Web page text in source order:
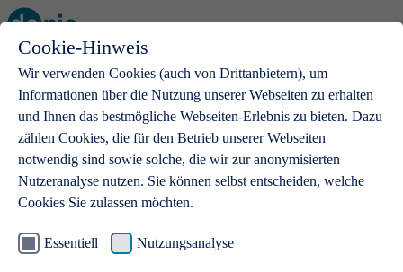
Cookie-Hinweis
Wir verwenden Cookies (auch von Drittanbietern), um
Informationen über die Nutzung unserer Webseiten zu erhalten
und Ihnen das bestmögliche Webseiten-Erlebnis zu bieten. Dazu
zählen Cookies, die für den Betrieb unserer Webseiten
notwendig sind sowie solche, die wir zur anonymisierten
Nutzeranalyse nutzen. Sie können selbst entscheiden, welche
Cookies Sie zulassen möchten.
Essentiell Nutzungsanalyse
Open main menu
.de-Domains
Mit einer .de-Domain erhalten Ideen eine Bühne